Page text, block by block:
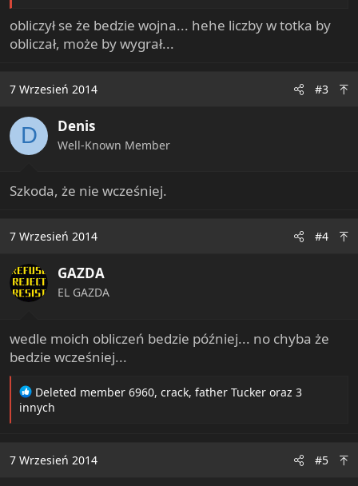
obliczył se że bedzie wojna... hehe liczby w totka by
obliczał, może by wygrał...
7 Wrzesień 2014 #3
D Denis
Well-Known Member
Szkoda, że nie wcześniej.
7 Wrzesień 2014 #4
GAZDA
EL GAZDA
wedle moich obliczeń bedzie później... no chyba że
bedzie wcześniej...
R
e
i
Deleted member 6960, crack, father Tucker oraz 3
innych
7 Wrzesień 2014 #5